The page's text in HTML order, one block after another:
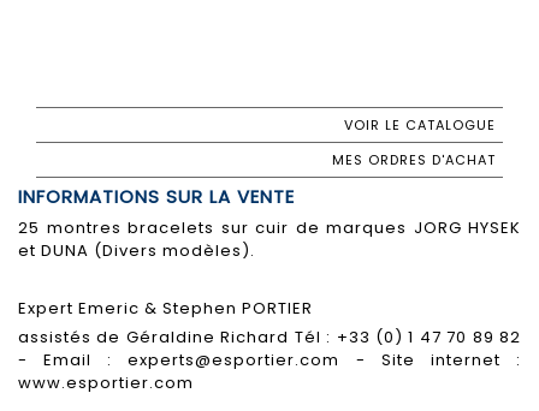
VOIR LE CATALOGUE
MES ORDRES D'ACHAT
INFORMATIONS SUR LA VENTE
25 montres bracelets sur cuir de marques JORG HYSEK
et DUNA (Divers modèles).
Expert Emeric & Stephen PORTIER
assistés de Géraldine Richard Tél : +33 (0) 1 47 70 89 82
- Email : experts@esportier.com - Site internet :
www.esportier.com